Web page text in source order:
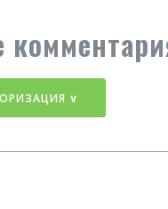
∨